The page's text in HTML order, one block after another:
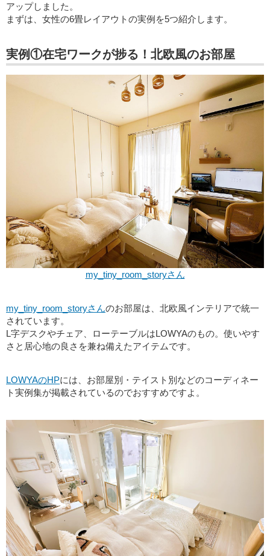
アップしました。
まずは、女性の6畳レイアウトの実例を5つ紹介します。
実例①在宅ワークが捗る！北欧風のお部屋
my_tiny_room_storyさん
my_tiny_room_storyさんのお部屋は、北欧風インテリアで統一
されています。
L字デスクやチェア、ローテーブルはLOWYAのもの。使いやす
さと居心地の良さを兼ね備えたアイテムです。
LOWYAのHPには、お部屋別・テイスト別などのコーディネー
ト実例集が掲載されているのでおすすめですよ。